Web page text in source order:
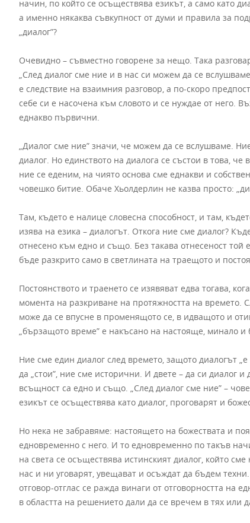
начин, по който се осъществява езикът, а само като
а именно някаква съвкупност от думи и правила за
„диалог”?
Очевидно – съвместно говорене за нещо. Така
„След диалог сме ние и в нас си можем да се
е следствие на взаимния разговор, а по-скоро
себе си е насочена към словото и се нуждае от него.
еднакво първични.
„Диалог сме ние” значи, че можем да се вслушваме.
диалог. Но единството на диалога се състои в това,
ние се еденим, на чиято основа сме еднакви и
човешко битие. Обаче Хьолдерлин не казва просто:
Там, където е налице словесна способност, и там,
изява на езика – диалогът. Откога ние сме диалог?
отнесено към едно и също. Без такава отнесеност
бъде разкрито само в светлината на траещото и
Постоянството и траенето се изявяват едва тогава,
момента на разкриване на протяжността на времето.
може да се впусне в променящото се, в идващото и
„бързащото време” е накъсано на настояще,
Ние сме един диалог след времето, защото диалогът
да „стои”, ние сме исторични. И двете – да си диалог
всъщност са едно и също. „След диалог сме ние” –
езикът се осъществява като диалог, проговарят и
Но нека не забравяме: настоящето на божествата и
едновременно с него. И то едновременно по такъв
на света се осъществява истинският диалог, който
нас и ни уговарят, увещават и осъждат да бъдем
отговор-отглас се ражда винаги от отговорността на
в областта на решението дали да се вречем в тях или